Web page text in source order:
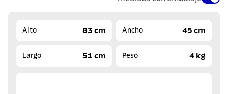
Alto 83 cm Ancho 45 cm
Largo 51 cm Peso 4 kg